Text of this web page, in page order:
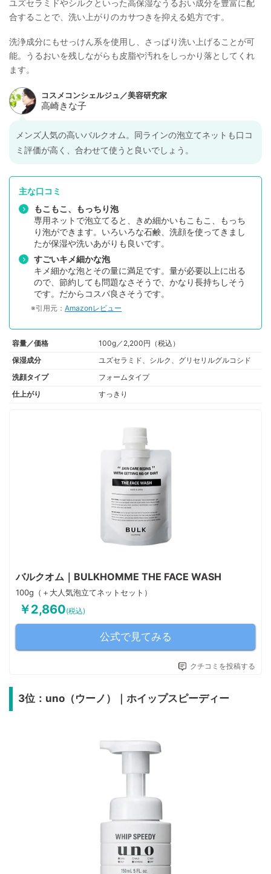
ロール、キサンタンガム、レシチン、水酸化Na、グリシン、エタノール、
フェノキシエタノール、香料
ユズセラミドやシルクといった高保湿なうるおい成分を豊富に配
合することで、洗い上がりのカサつきを抑える処方です。
洗浄成分にもせっけん系を使用し、さっぱり洗い上げることが可
能。うるおいを残しながらも皮脂や汚れをしっかり落としてくれ
ます。
メンズ人気の高いバルクオム。同ラインの泡立てネットも口コ
ミ評価が高く、合わせて使うと良いでしょう。
主な口コミ
もこもこ、もっちり泡
専用ネットで泡立てると、きめ細かいもこもこ、もっち
り泡ができます。いろいろな石鹸、洗顔を使ってきまし
たが保湿や洗いあがりも良いです。
すごいキメ細かな泡
キメ細かな泡とその量に満足です。量が必要以上に出る
ので、節約しても問題なさそうで、かなり長持ちしそう
です。だからコスパ良さそうです。
※引用元： Amazonレビュー
容量／価格
100g／2,200円（税込）
保湿成分
ユズセラミド、シルク、グリセリルグルコシド
洗顔タイプ
フォームタイプ
仕上がり
すっきり
バルクオム｜BULKHOMME THE FACE WASH
100g（＋大人気泡立てネットセット）
￥2,860(税込)
公式で見てみる
クチコミを投稿する
3位：uno（ウーノ）｜ホイップスピーディー